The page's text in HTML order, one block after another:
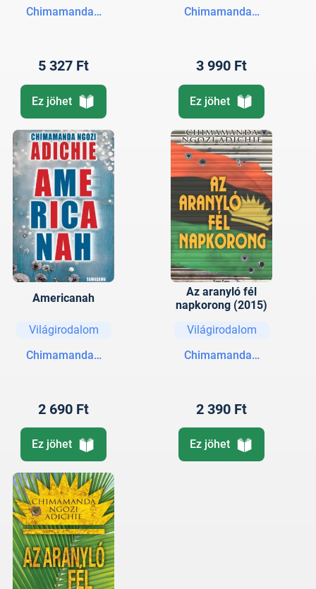
Chimamanda Ngozi Adichie
5 327 Ft
Ez jöhet
Chimamanda Ngozi
3 990 Ft
Ez jöhet
Americanah
Világirodalom
Chimamanda Ngozi Adichie
2 690 Ft
Ez jöhet
Az aranyló fél
napkorong (2015)
Világirodalom
Chimamanda Ngozi
2 390 Ft
Ez jöhet